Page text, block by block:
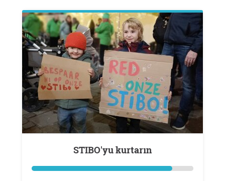
STIBO'yu kurtarın